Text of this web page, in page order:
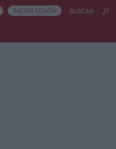
INICIAR SESIÓN BUSCAR